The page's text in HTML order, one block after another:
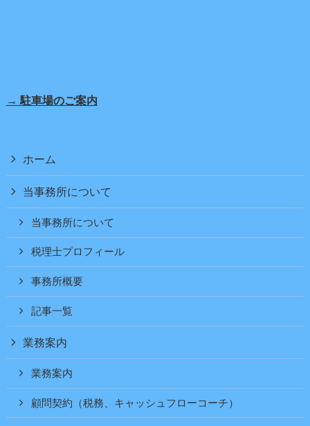
→ 駐車場のご案内
ホーム
当事務所について
当事務所について
税理士プロフィール
事務所概要
記事一覧
業務案内
業務案内
顧問契約（税務、キャッシュフローコーチ）